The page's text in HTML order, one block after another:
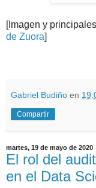
[Imagen y
de Zuora]
Gabriel Budiño en
Compartir
martes, 19 de mayo de 2020
El rol del
en el Data